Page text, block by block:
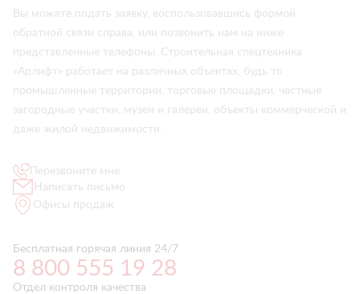
Вы можете подать заявку, воспользовавшись формой
обратной связи справа, или позвонить нам на ниже
представленные телефоны. Строительная спецтехника
«Арлифт» работает на различных объектах, будь то
промышленные территории, торговые площадки, частные
загородные участки, музеи и галереи, объекты коммерческой и
даже жилой недвижимости.
Перезвоните мне
Написать письмо
Офисы продаж
Бесплатная горячая линия 24/7
8 800 555 19 28
Отдел контроля качества